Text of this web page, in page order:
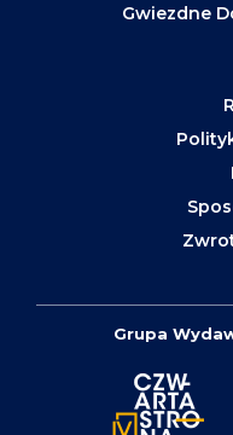
Gwiezdne
Grupa